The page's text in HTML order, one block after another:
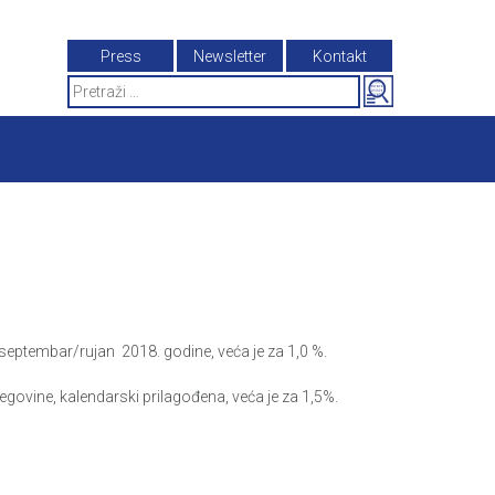
Press Newsletter
Kontakt
Search
for:
rujan 2018. godine, veća je za 1,0 %.
kalendarski prilagođena, veća je za 1,5%.